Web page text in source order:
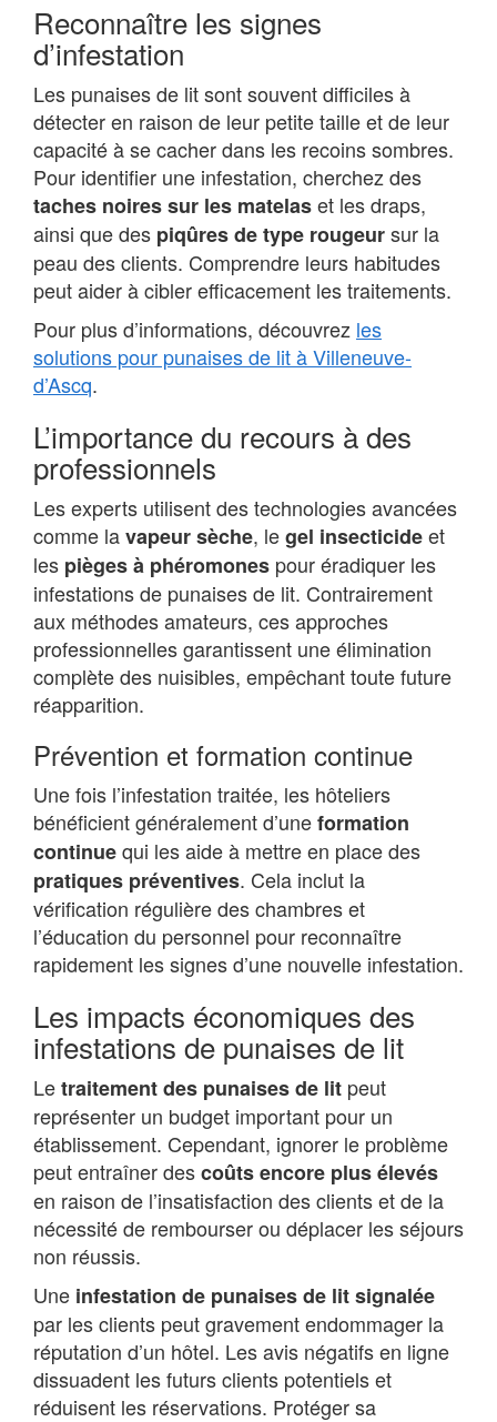
Reconnaître les signes
d’infestation
Les punaises de lit sont souvent difficiles à
détecter en raison de leur petite taille et de leur
capacité à se cacher dans les recoins sombres.
Pour identifier une infestation, cherchez des
taches noires sur les matelaset les draps,
ainsi que des piqûres de type rougeursur la
peau des clients. Comprendre leurs habitudes
peut aider à cibler efficacement les traitements.
Pour plus d’informations, découvrez les
solutions pour punaises de lit à Villeneuve-
d’Ascq.
L’importance du recours à des
professionnels
Les experts utilisent des technologies avancées
comme lavapeur sèche, legel insecticideet
les pièges à phéromones pour éradiquer les
infestations de punaises de lit. Contrairement
aux méthodes amateurs, ces approches
professionnelles garantissent une élimination
complète des nuisibles, empêchant toute future
réapparition.
Prévention et formation continue
Une fois l’infestation traitée, les hôteliers
bénéficient généralement d’uneformation
continuequi les aide à mettre en place des
pratiques préventives. Cela inclut la
vérification régulière des chambres et
l’éducation du personnel pour reconnaître
rapidement les signes d’une nouvelle infestation.
Les impacts économiques des
infestations de punaises de lit
Letraitement des punaises de lit peut
représenter un budget important pour un
établissement. Cependant, ignorer le problème
peut entraîner descoûts encore plus élevés
en raison de l’insatisfaction des clients et de la
nécessité de rembourser ou déplacer les séjours
non réussis.
Une infestation de punaises de lit signalée
par les clients peut gravement endommager la
réputation d’un hôtel. Les avis négatifs en ligne
dissuadent les futurs clients potentiels et
réduisent les réservations. Protéger sa